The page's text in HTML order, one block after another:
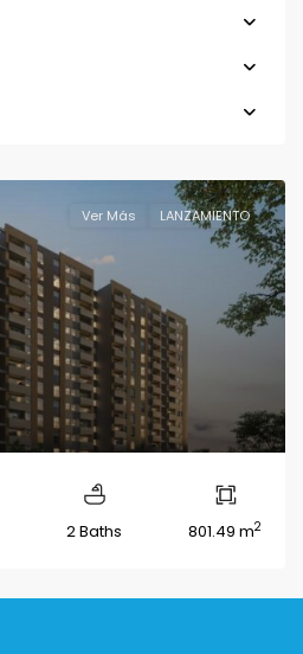
Ver Más LANZAMIENTO
2 Baths 801.49 m2